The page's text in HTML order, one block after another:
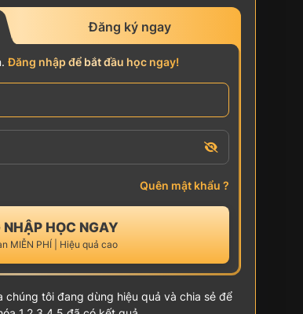
Đăng ký ngay
Đăng nhập để bắt đầu học ngay!
Quên mật khẩu ?
HỌC NGAY
MIỄN PHÍ | Hiệu quả cao
chúng tôi đang dùng hiệu quả và chia sẻ để